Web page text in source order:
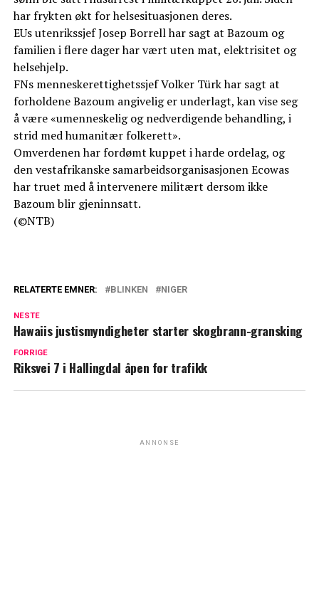
har frykten økt for helsesituasjonen deres.
EUs utenrikssjef Josep Borrell har sagt at Bazoum og
familien i flere dager har vært uten mat, elektrisitet og
helsehjelp.
FNs menneskerettighetssjef Volker Türk har sagt at
forholdene Bazoum angivelig er underlagt, kan vise seg
å være «umenneskelig og nedverdigende behandling, i
strid med humanitær folkerett».
Omverdenen har fordømt kuppet i harde ordelag, og
den vestafrikanske samarbeidsorganisasjonen Ecowas
har truet med å intervenere militært dersom ikke
Bazoum blir gjeninnsatt.
(©NTB)
RELATERTE EMNER: BLINKEN NIGER
NESTE
Hawaiis justismyndigheter starter skogbrann-gransking
FORRIGE
Riksvei 7 i Hallingdal åpen for trafikk
ANNONSE